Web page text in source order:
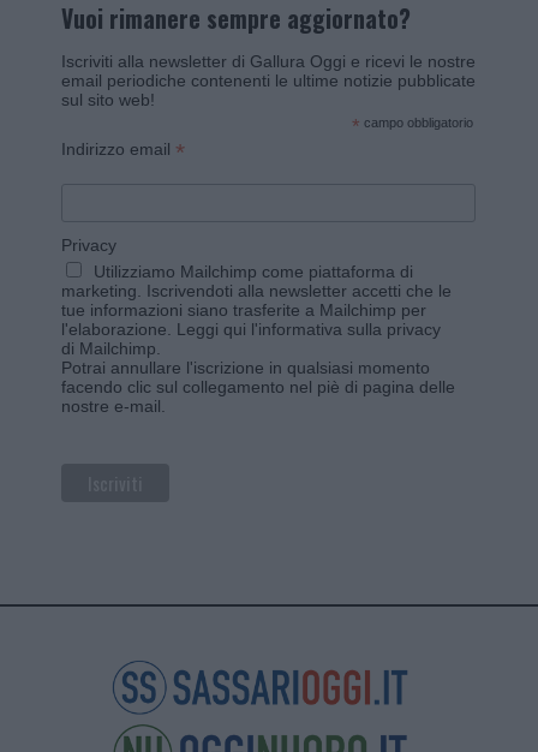
Vuoi rimanere sempre aggiornato?
Iscriviti alla newsletter di Gallura Oggi e ricevi le nostre
email periodiche contenenti le ultime notizie pubblicate
sul sito web!
* campo obbligatorio
Indirizzo email *
Privacy
Utilizziamo Mailchimp come piattaforma di
marketing. Iscrivendoti alla newsletter accetti che le
tue informazioni siano trasferite a Mailchimp per
l'elaborazione. Leggi qui l'informativa sulla privacy
di Mailchimp
Potrai annullare l'iscrizione in qualsiasi momento
facendo clic sul collegamento nel piè di pagina delle
nostre e-mail.